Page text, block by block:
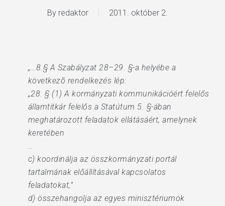
By redaktor 2011. október 2.
„…8.§ A Szabályzat 28–29. §-a helyébe a
következõ rendelkezés lép:
„28. § (1) A kormányzati kommunikációért felelős
államtitkár felelős a Statútum 5. §-ában
meghatározott feladatok ellátásáért, amelynek
keretében
…
c) koordinálja az összkormányzati portál
tartalmának előállításával kapcsolatos
feladatokat,”
d) összehangolja az egyes minisztériumok